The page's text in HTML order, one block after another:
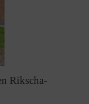
Rikscha-